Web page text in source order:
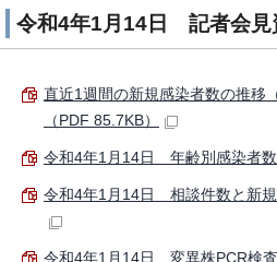
令和4年1月14日 記者会見
直近1週間の新規感染者数の推移
（PDF 85.7KB）
令和4年1月14日 年齢別感染者数
令和4年1月14日 相談件数と新規
令和4年1月14日 変異株PCR検査